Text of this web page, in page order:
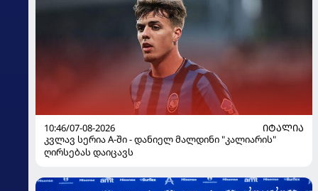
10:46/07-08-2026
ᲘᲢᲐᲚᲘᲐ
კვლავ სერია A-ში - დანიელ მალდინი "კალიარის"
ღირსებას დაიცავს